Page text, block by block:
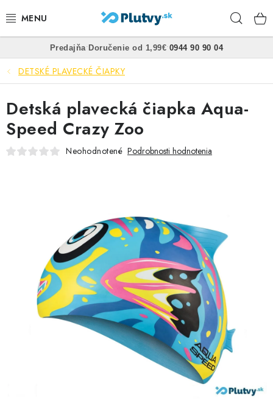
na
PLÁVANIE
ŠNORCHLOVANIE
FREEDIVING
SPEARFISHING
VŠETKO PRE DETI
HRAČKY DO VODY
PODVODNÉ SKÚTRE
Predajňa• Doručenie od 1,99€• 0944 90 90 04
DETSKÉ PLAVECKÉ ČIAPKY
Detská plavecká čiapka Aqua-
Speed Crazy Zoo
Neohodnotené Podrobnosti hodnotenia